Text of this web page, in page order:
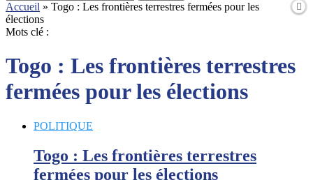
Accueil » Togo : Les frontières terrestres fermées pour les
élections
Mots clé :
Togo : Les frontières terrestres
fermées pour les élections
POLITIQUE
Togo : Les frontières terrestres
fermées pour les élections